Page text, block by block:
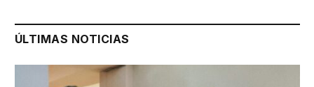
ÚLTIMAS NOTICIAS